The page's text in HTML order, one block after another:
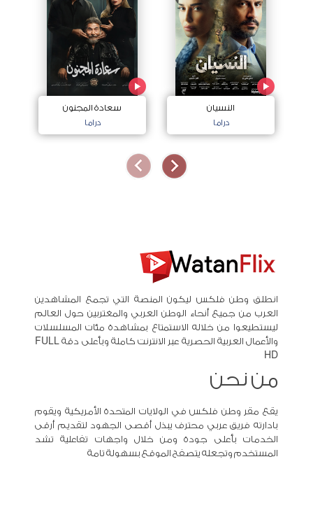
النسيان
دراما
سعادة المجنون
دراما
انطلق وطن فلكس ليكون المنصة التي تجمع المشاهدين
العرب من جميع أنحاء الوطن العربي والمغتربين حول العالم
ليستطيعوا من خلاله الاستمتاع بمشاهدة مئات المسلسلات
والأعمال العربية الحصرية عبر الانترنت كاملة وبأعلى دقة FULL
HD
من نحن
يقع مقر وطن فلكس في الولايات المتحدة الأمريكية ويقوم
بادارته فريق عربي محترف يبذل أقصى الجهود لتقديم أرقى
الخدمات بأعلى جودة ومن خلال واجهات تفاعلية تشد
المستخدم وتجعله يتصفح الموقع بسهولة تامة